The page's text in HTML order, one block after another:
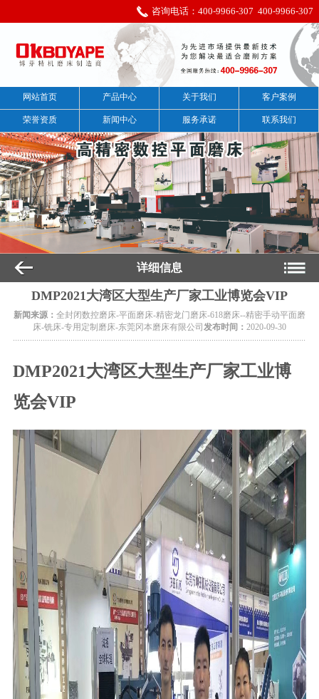
咨询电话： 400-9966-307 400-9966-307
网站首页 产品中心 关于我们 客户案例
荣誉资质 新闻中心 服务承诺 联系我们
详细信息
DMP2021大湾区大型生产厂家工业博览会VIP
新闻来源： 全封闭数控磨床-平面磨床-精密龙门磨床-618磨床--精密手动平面磨
床-铣床-专用定制磨床-东莞冈本磨床有限公司 发布时间： 2020-09-30
DMP2021大湾区大型生产厂家工业博
览会VIP